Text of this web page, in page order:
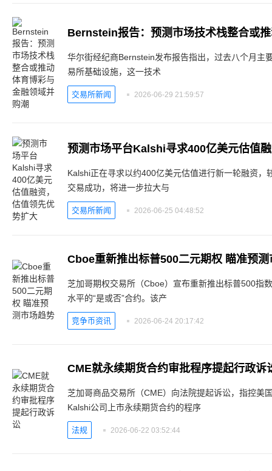
Bernstein报告：预测市场技术栈整合或
华尔街经纪商Bernstein发布报告指出，过去八个月主
易所基础设施，这一技术
交易所新闻 2026-06-29 21:59:57
预测市场平台Kalshi寻求400亿美元估值
Kalshi正在寻求以约400亿美元估值进行新一轮融资，
交易成功，将进一步拉大与
交易所新闻 2026-06-25 04:48:52
Cboe重新推出标普500二元期权 瞄准预测
芝加哥期权交易所（Cboe）宣布重新推出标普500指
水平的“是或否”合约。该产
竞争币资讯 2026-06-24 20:17:42
CME就永续期货合约审批程序提起行政诉
芝加哥商品交易所（CME）向法院提起诉讼，指控美
Kalshi公司上市永续期货合约的程序
法规 2026-06-22 03:52:44